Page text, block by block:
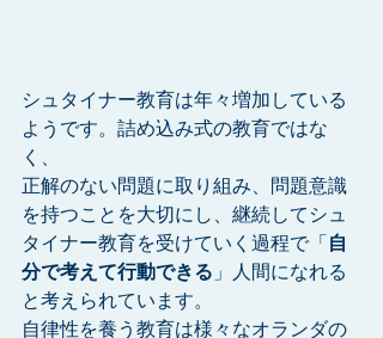
シュタイナー教育は年々増加している
ようです。詰め込み式の教育ではな
く、
正解のない問題に取り組み、問題意識
を持つことを大切にし、継続してシュ
タイナー教育を受けていく過程で「自
分で考えて行動できる 」人間になれる
と考えられています。
自律性を養う教育は様々なオランダの